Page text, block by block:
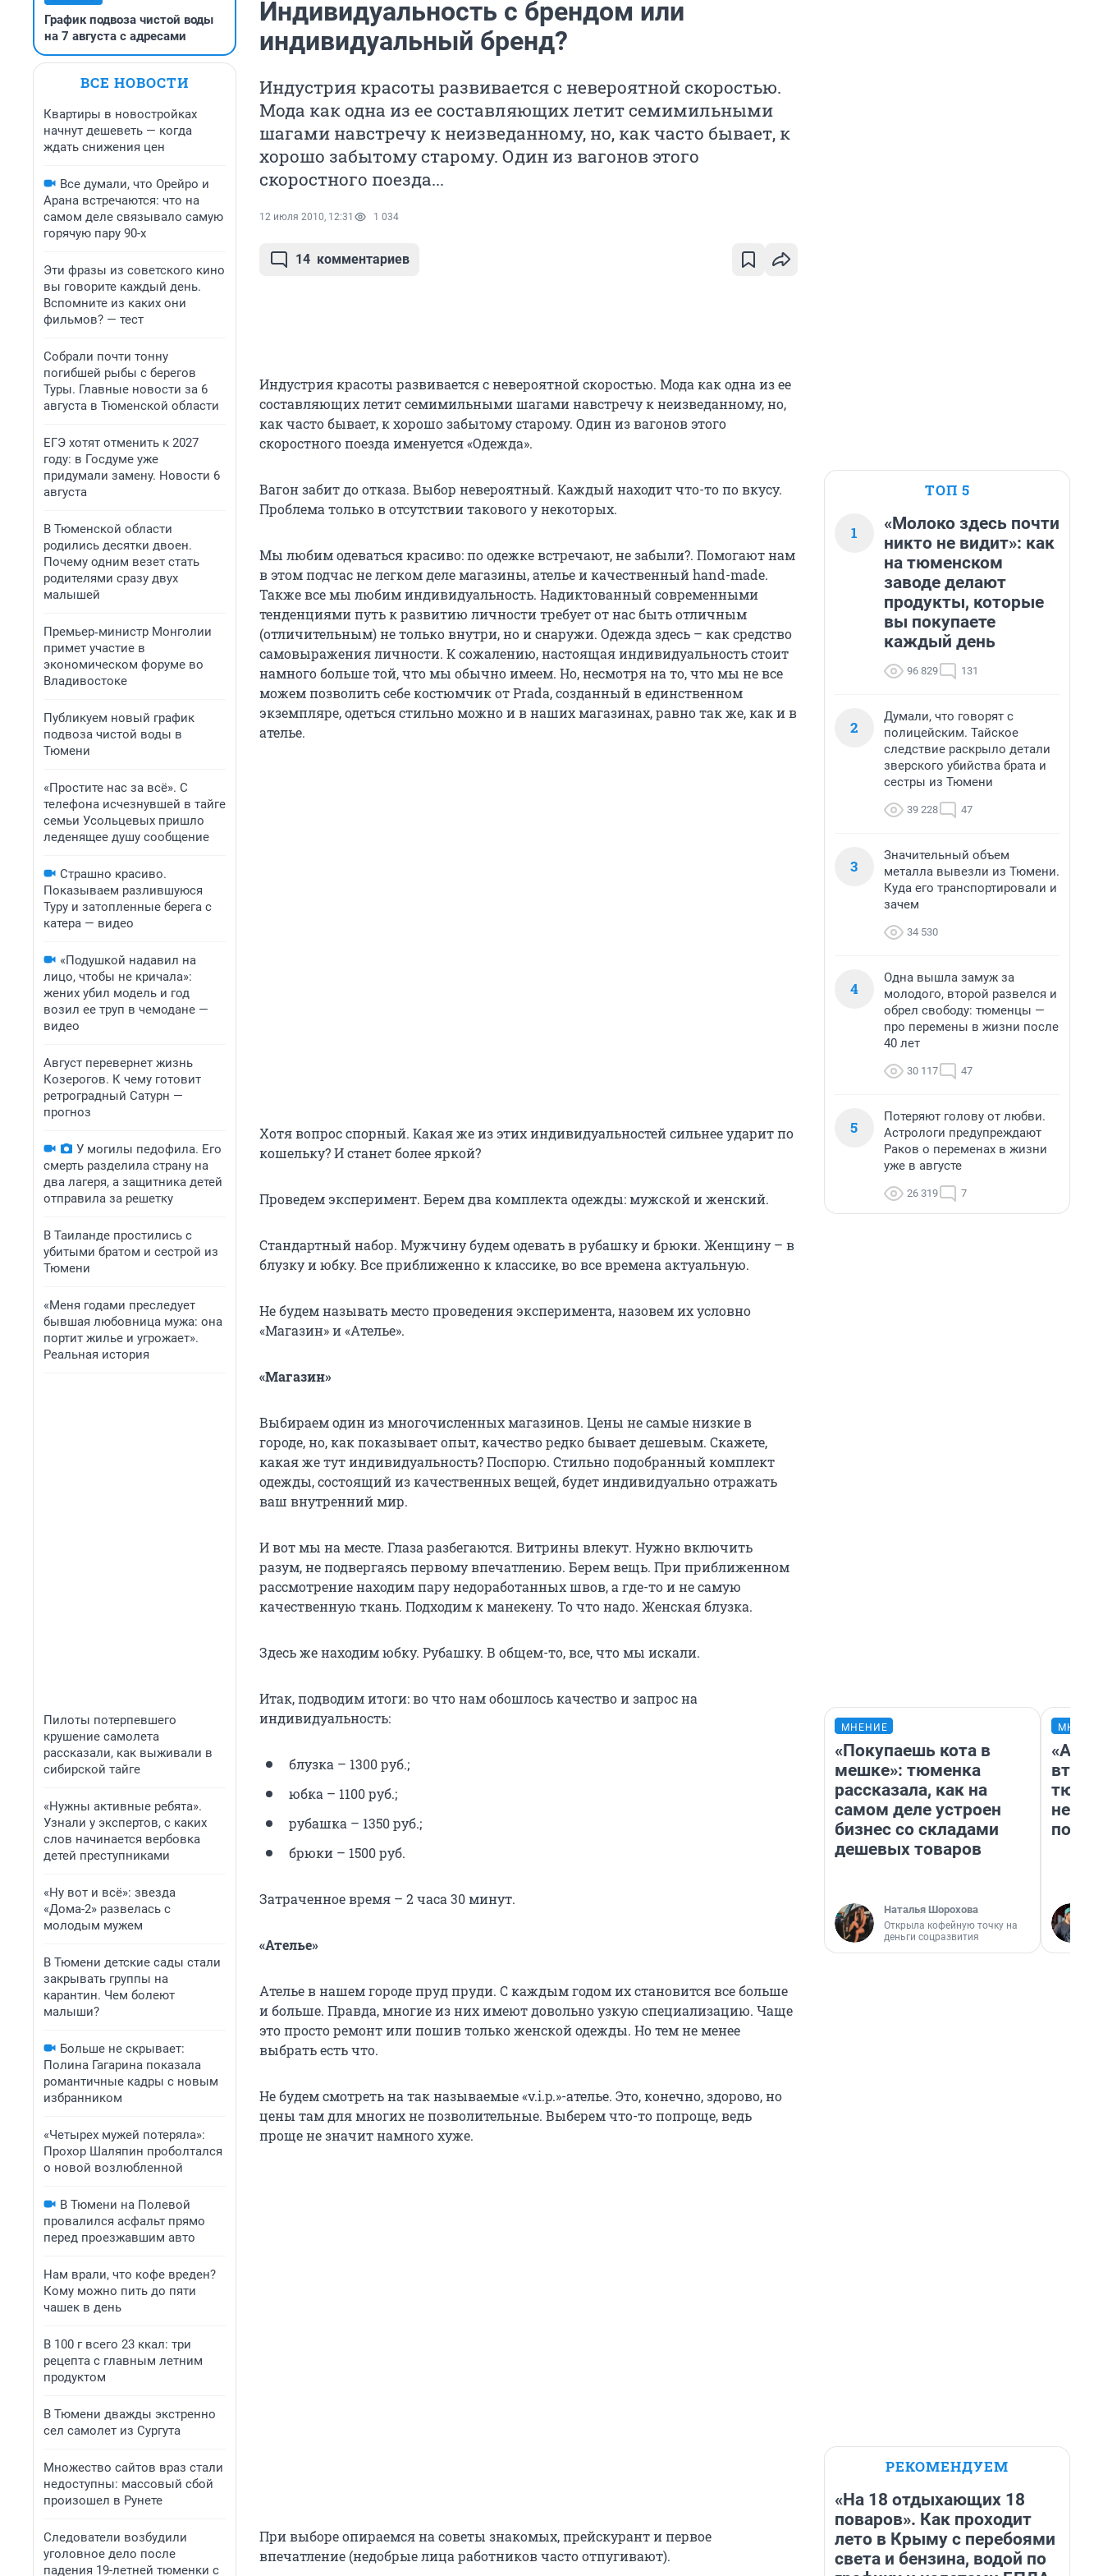
График подвоза чистой воды
на 7 августа с адресами
ВСЕ НОВОСТИ
Квартиры в новостройках
начнут дешеветь — когда
ждать снижения цен
Все думали, что Орейро и
Арана встречаются: что на
самом деле связывало самую
горячую пару 90-х
Эти фразы из советского кино
вы говорите каждый день.
Вспомните из каких они
фильмов? — тест
Собрали почти тонну
погибшей рыбы с берегов
Туры. Главные новости за 6
августа в Тюменской области
ЕГЭ хотят отменить к 2027
году: в Госдуме уже
придумали замену. Новости 6
августа
В Тюменской области
родились десятки двоен.
Почему одним везет стать
родителями сразу двух
малышей
Премьер‑министр Монголии
примет участие в
экономическом форуме во
Владивостоке
Публикуем новый график
подвоза чистой воды в
Тюмени
«Простите нас за всё». С
телефона исчезнувшей в тайге
семьи Усольцевых пришло
леденящее душу сообщение
Страшно красиво.
Показываем разлившуюся
Туру и затопленные берега с
катера — видео
«Подушкой надавил на
лицо, чтобы не кричала»:
жених убил модель и год
возил ее труп в чемодане —
видео
Август перевернет жизнь
Козерогов. К чему готовит
ретроградный Сатурн —
прогноз
У могилы педофила. Его
смерть разделила страну на
два лагеря, а защитника детей
отправила за решетку
В Таиланде простились с
убитыми братом и сестрой из
Тюмени
«Меня годами преследует
бывшая любовница мужа: она
портит жилье и угрожает».
Реальная история
Пилоты потерпевшего
крушение самолета
рассказали, как выживали в
сибирской тайге
«Нужны активные ребята».
Узнали у экспертов, с каких
слов начинается вербовка
детей преступниками
«Ну вот и всё»: звезда
«Дома-2» развелась с
молодым мужем
В Тюмени детские сады стали
закрывать группы на
карантин. Чем болеют
малыши?
Больше не скрывает:
Полина Гагарина показала
романтичные кадры с новым
избранником
«Четырех мужей потеряла»:
Прохор Шаляпин проболтался
о новой возлюбленной
В Тюмени на Полевой
провалился асфальт прямо
перед проезжавшим авто
Нам врали, что кофе вреден?
Кому можно пить до пяти
чашек в день
В 100 г всего 23 ккал: три
рецепта с главным летним
продуктом
В Тюмени дважды экстренно
сел самолет из Сургута
Множество сайтов враз стали
недоступны: массовый сбой
произошел в Рунете
Следователи возбудили
уголовное дело после
падения 19-летней тюменки с
Индивидуальность с брендом или
индивидуальный бренд?
Индустрия красоты развивается с невероятной скоростью.
Мода как одна из ее составляющих летит семимильными
шагами навстречу к неизведанному, но, как часто бывает, к
хорошо забытому старому. Один из вагонов этого
скоростного поезда...
12 июля 2010, 12:31 1 034
14 комментариев
Индустрия красоты развивается с невероятной скоростью. Мода как одна из ее
составляющих летит семимильными шагами навстречу к неизведанному, но,
как часто бывает, к хорошо забытому старому. Один из вагонов этого
скоростного поезда именуется «Одежда».
Вагон забит до отказа. Выбор невероятный. Каждый находит что-то по вкусу.
Проблема только в отсутствии такового у некоторых.
Мы любим одеваться красиво: по одежке встречают, не забыли?. Помогают нам
в этом подчас не легком деле магазины, ателье и качественный hand-made.
Также все мы любим индивидуальность. Надиктованный современными
тенденциями путь к развитию личности требует от нас быть отличным
(отличительным) не только внутри, но и снаружи. Одежда здесь – как средство
самовыражения личности. К сожалению, настоящая индивидуальность стоит
намного больше той, что мы обычно имеем. Но, несмотря на то, что мы не все
можем позволить себе костюмчик от Prada, созданный в единственном
экземпляре, одеться стильно можно и в наших магазинах, равно так же, как и в
ателье.
Хотя вопрос спорный. Какая же из этих индивидуальностей сильнее ударит по
кошельку? И станет более яркой?
Проведем эксперимент. Берем два комплекта одежды: мужской и женский.
Стандартный набор. Мужчину будем одевать в рубашку и брюки. Женщину – в
блузку и юбку. Все приближенно к классике, во все времена актуальную.
Не будем называть место проведения эксперимента, назовем их условно
«Магазин» и «Ателье».
«Магазин»
Выбираем один из многочисленных магазинов. Цены не самые низкие в
городе, но, как показывает опыт, качество редко бывает дешевым. Скажете,
какая же тут индивидуальность? Поспорю. Стильно подобранный комплект
одежды, состоящий из качественных вещей, будет индивидуально отражать
ваш внутренний мир.
И вот мы на месте. Глаза разбегаются. Витрины влекут. Нужно включить
разум, не подвергаясь первому впечатлению. Берем вещь. При приближенном
рассмотрение находим пару недоработанных швов, а где-то и не самую
качественную ткань. Подходим к манекену. То что надо. Женская блузка.
Здесь же находим юбку. Рубашку. В общем-то, все, что мы искали.
Итак, подводим итоги: во что нам обошлось качество и запрос на
индивидуальность:
блузка – 1300 руб.;
юбка – 1100 руб.;
рубашка – 1350 руб.;
брюки – 1500 руб.
Затраченное время – 2 часа 30 минут.
«Ателье»
Ателье в нашем городе пруд пруди. С каждым годом их становится все больше
и больше. Правда, многие из них имеют довольно узкую специализацию. Чаще
это просто ремонт или пошив только женской одежды. Но тем не менее
выбрать есть что.
Не будем смотреть на так называемые «v.i.p.»-ателье. Это, конечно, здорово, но
цены там для многих не позволительные. Выберем что-то попроще, ведь
проще не значит намного хуже.
При выборе опираемся на советы знакомых, прейскурант и первое
впечатление (недобрые лица работников часто отпугивают).
ТОП 5
1
«Молоко здесь почти
никто не видит»: как
на тюменском
заводе делают
продукты, которые
вы покупаете
каждый день
96 829 131
2
Думали, что говорят с
полицейским. Тайское
следствие раскрыло детали
зверского убийства брата и
сестры из Тюмени
39 228 47
3
Значительный объем
металла вывезли из Тюмени.
Куда его транспортировали и
зачем
34 530
4
Одна вышла замуж за
молодого, второй развелся и
обрел свободу: тюменцы —
про перемены в жизни после
40 лет
30 117 47
5
Потеряют голову от любви.
Астрологи предупреждают
Раков о переменах в жизни
уже в августе
26 319 7
МНЕНИЕ
«Покупаешь кота в
мешке»: тюменка
рассказала, как на
самом деле устроен
бизнес со складами
дешевых товаров
Наталья Шорохова
Открыла кофейную точку на
деньги соцразвития
РЕКОМЕНДУЕМ
«На 18 отдыхающих 18
поваров». Как проходит
лето в Крыму с перебоями
света и бензина, водой по